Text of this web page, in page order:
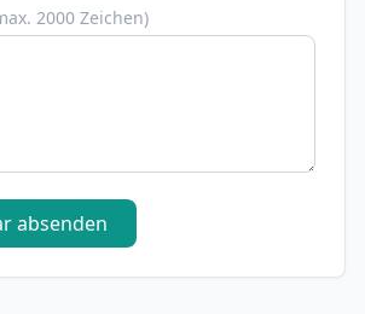
2000 Zeichen)
absenden